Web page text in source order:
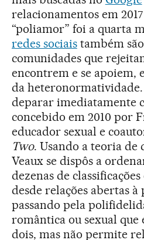
relacionamentos em
“poliamor” foi a quarta
redes sociaistambém
comunidades que
encontrem e se apoiem,
da heteronormatividade.
deparar imediatamente
concebido em 2010 por
educador sexual e
Two. Usando a teoria de
Veaux se dispôs a
dezenas de
desde relações abertas
passando pela
romântica ou sexual que
dois, mas não permite